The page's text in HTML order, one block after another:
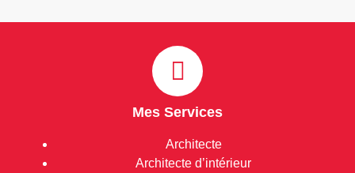
Mes Services
Architecte
Architecte d’intérieur